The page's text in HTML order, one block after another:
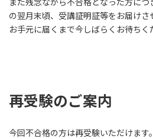
また残念ながら不合格となった方につ
の翌月末頃、受講証明証等をお届けさ
お手元に届くまで今しばらくお待ちく
再受験のご案内
今回不合格の方は再受験いただけま